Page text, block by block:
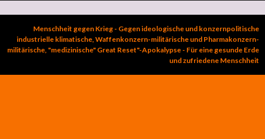
Menschheit gegen Krieg - Gegen ideologische und konzernpolitische
industrielle klimatische, Waffenkonzern-militärische und Pharmakonzern-
militärische, "medizinische" Great Reset"-Apokalypse - Für eine gesunde Erde
und zufriedene Menschheit